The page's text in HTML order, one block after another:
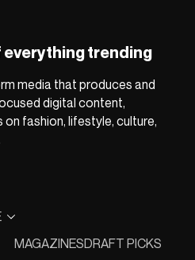
everything trending
media that produces and
digital content,
fashion, lifestyle, culture,
MAGAZINESDRAFT PICKS